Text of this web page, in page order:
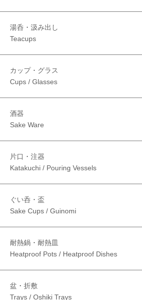
湯呑・汲み出し
Teacups
カップ・グラス
Cups / Glasses
酒器
Sake Ware
片口・注器
Katakuchi / Pouring Vessels
ぐい呑・盃
Sake Cups / Guinomi
耐熱鍋・耐熱皿
Heatproof Pots / Heatproof Dishes
盆・折敷
Trays / Oshiki Trays